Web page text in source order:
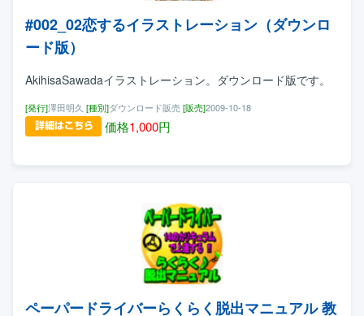
#002_02恋するイラストレーション（ダウンロ
ード版）
AkihisaSawadaイラストレーション。ダウンロード版です。
[発行]澤田明久 [種別]ダウンロード販売[販売]2009-10-18
価格1,000円
ペーパードライバーらくらく脱出マニュアル 教